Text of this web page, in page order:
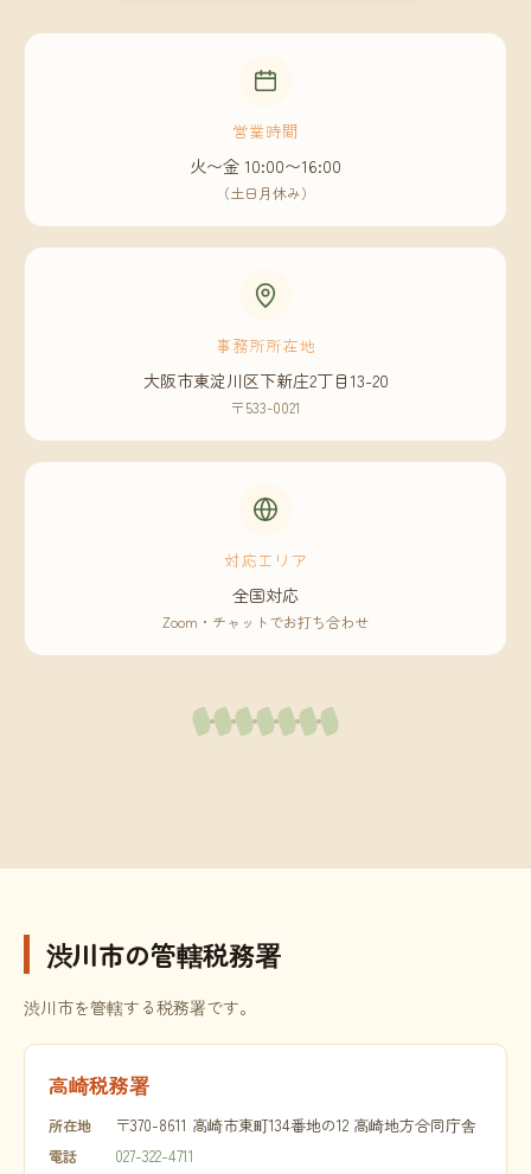
営業時間
火〜金 10:00〜16:00
（土日月休み）
事務所所在地
大阪市東淀川区下新庄2丁目13-20
〒533-0021
対応エリア
全国対応
Zoom・チャットでお打ち合わせ
渋川市の管轄税務署
渋川市を管轄する税務署です。
高崎税務署
所在地 〒370-8611 高崎市東町134番地の12 高崎地方合同庁舎
電話 027-322-4711